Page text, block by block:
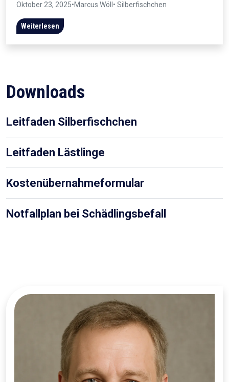
Oktober 23, 2025•Marcus Wöll • Silberfischchen
Weiterlesen
Downloads
Leitfaden Silberfischchen
Leitfaden Lästlinge
Kostenübernahmeformular
Notfallplan bei Schädlingsbefall